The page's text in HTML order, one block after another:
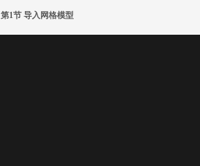
第1节 导入网格模型